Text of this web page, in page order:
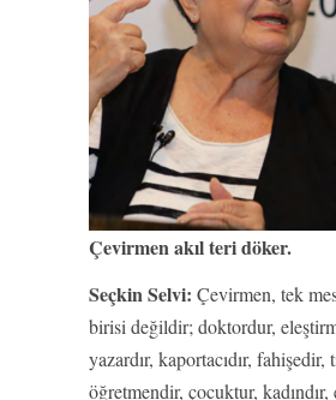
Çevirmen akıl teri döker.
Seçkin Selvi: Çevirmen, tek
birisi değildir; doktordur,
yazardır, kaportacıdır,
öğretmendir, çocuktur, kadındır,